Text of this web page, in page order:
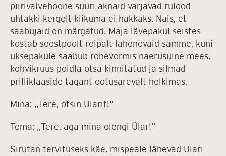
piirivalvehoone suuri aknaid varjavad rulood
ühtäkki kergelt kiikuma ei hakkaks. Näis, et
saabujaid on märgatud. Maja lävepakul seistes
kostab seestpoolt reipalt lähenevaid samme, kuni
uksepakule saabub rohevormis naerusuine mees,
kohvikruus pöidla otsa kinnitatud ja silmad
prilliklaaside tagant ootusärevalt helkimas.
Mina: „Tere, otsin Ülarit!“
Tema: „Tere, aga mina olengi Ülar!“
Sirutan tervituseks käe, mispeale lähevad Ülari